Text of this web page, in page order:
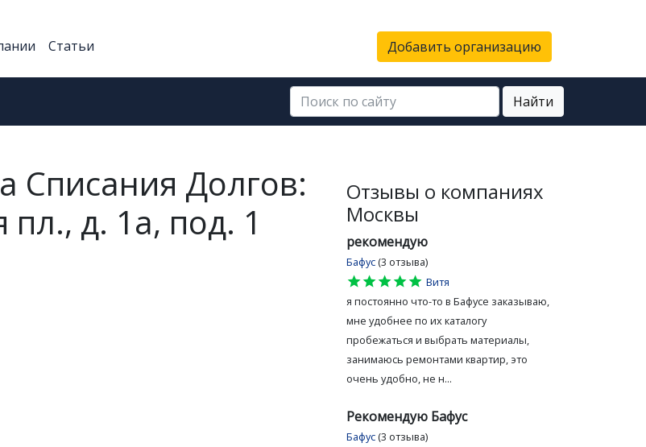
Статьи Добавить организацию
Найти
Списания Долгов:
д. 1а, под. 1
Отзывы о компаниях
Москвы
рекомендую
Бафус (3 отзыва)
star
star
star
star
star
Витя
я постоянно что-то в Бафусе заказываю,
мне удобнее по их каталогу
пробежаться и выбрать материалы,
занимаюсь ремонтами квартир, это
очень удобно, не н...
Рекомендую Бафус
Бафус (3 отзыва)